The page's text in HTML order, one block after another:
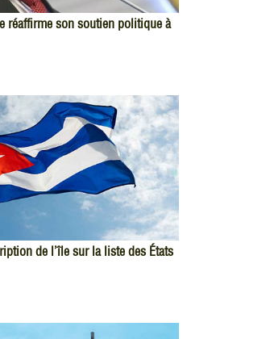
réaffirme son soutien politique à
de l’île sur la liste des États